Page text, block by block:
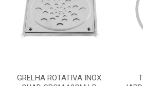
GRELHA ROTATIVA INOX